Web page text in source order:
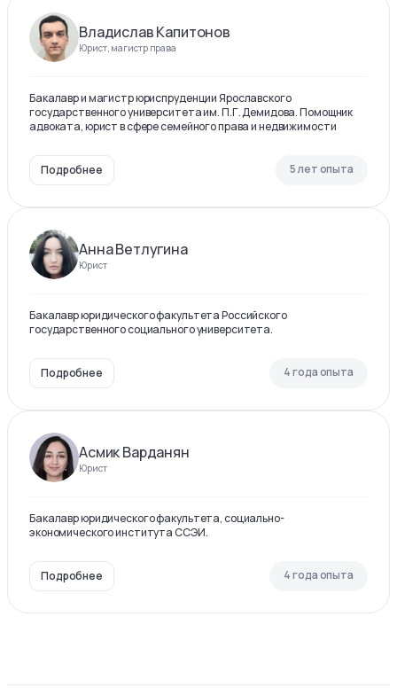
Владислав Капитонов
Юрист, магистр права
Бакалавр и магистр юриспруденции Ярославского
государственного университета им. П.Г. Демидова. Помощник
адвоката, юрист в сфере семейного права и недвижимости
Подробнее 5 лет опыта
Анна Ветлугина
Юрист
Бакалавр юридического факультета Российского
государственного социального университета.
Подробнее 4 года опыта
Асмик Варданян
Юрист
Бакалавр юридического факультета, социально-
экономического института ССЭИ.
Подробнее 4 года опыта